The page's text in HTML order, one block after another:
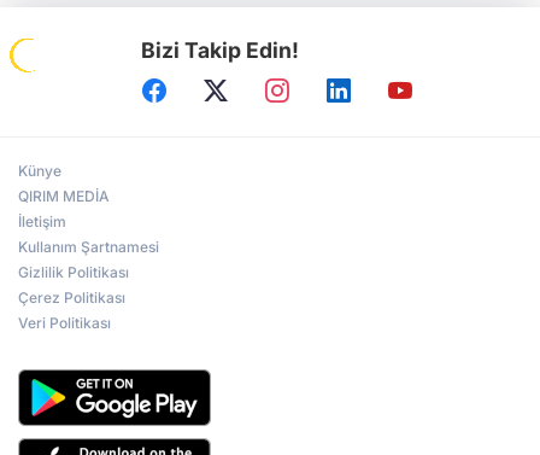
Bizi Takip Edin!
Künye
QIRIM MEDİA
İletişim
Kullanım Şartnamesi
Gizlilik Politikası
Çerez Politikası
Veri Politikası